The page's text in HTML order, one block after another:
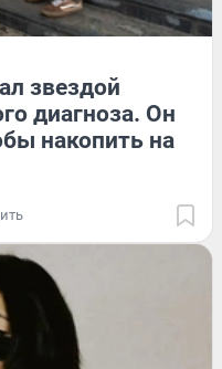
звездой
диагноза. Он
накопить на